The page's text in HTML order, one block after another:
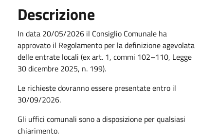
Descrizione
In data 20/05/2026 il Consiglio Comunale ha
approvato il Regolamento per la definizione agevolata
delle entrate locali (ex art. 1, commi 102–110, Legge
30 dicembre 2025, n. 199).
Le richieste dovranno essere presentate entro il
30/09/2026.
Gli uffici comunali sono a disposizione per qualsiasi
chiarimento.